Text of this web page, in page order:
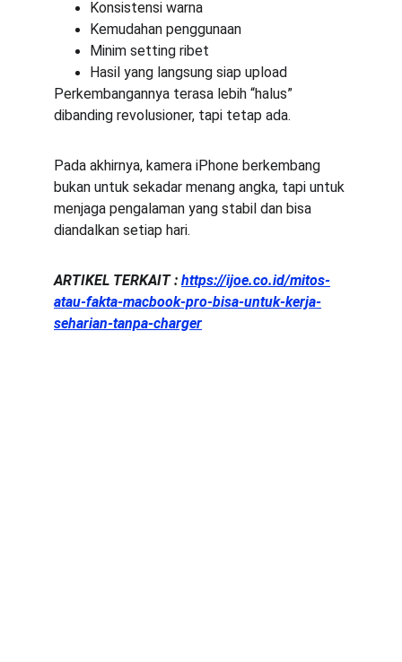
Konsistensi warna
Kemudahan penggunaan
Minim setting ribet
Hasil yang langsung siap upload
Perkembangannya terasa lebih “halus”
dibanding revolusioner, tapi tetap ada.
Pada akhirnya, kamera iPhone berkembang
bukan untuk sekadar menang angka, tapi untuk
menjaga pengalaman yang stabil dan bisa
diandalkan setiap hari.
ARTIKEL TERKAIT : https://ijoe.co.id/mitos-
atau-fakta-macbook-pro-bisa-untuk-kerja-
seharian-tanpa-charger